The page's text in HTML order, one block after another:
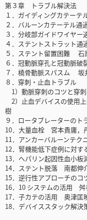
第３章 トラブル解決法
１．ガイディングカテー
２．バルーンカテーテル
３．分岐部ガイドワイヤ
４．ステントストラット
５．ステント留置困難
６．冠動脈穿孔と冠動脈
７．橈骨動脈スパスム 坂
８．穿刺・止血トラブル
1）動脈穿刺のコツと穿
2）止血デバイスの使用
樹
９．ロータブレーターの
10．大量血栓 宮本貴庸，
11．アンカーバルーンテ
12．腎機能低下症例に対
13．ヘパリン起因性血小
14．ステント脱落 南都伸
15．逆行性アプローチの
16．10 システムの活用 舛
17．子カテの活用 奥津匡
18．デバイススタック解